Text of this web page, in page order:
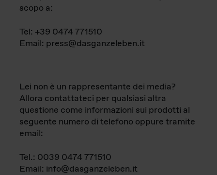
scopo a:
Tel: +39 0474 771510
Email: press@dasganzeleben.it
Lei non è un rappresentante dei media?
Allora contattateci per qualsiasi altra
questione come informazioni sui prodotti al
seguente numero di telefono oppure tramite
email:
Tel.: 0039 0474 771510
Email: info@dasganzeleben.it